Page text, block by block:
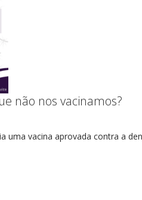
não nos vacinamos?
vacina aprovada contra a